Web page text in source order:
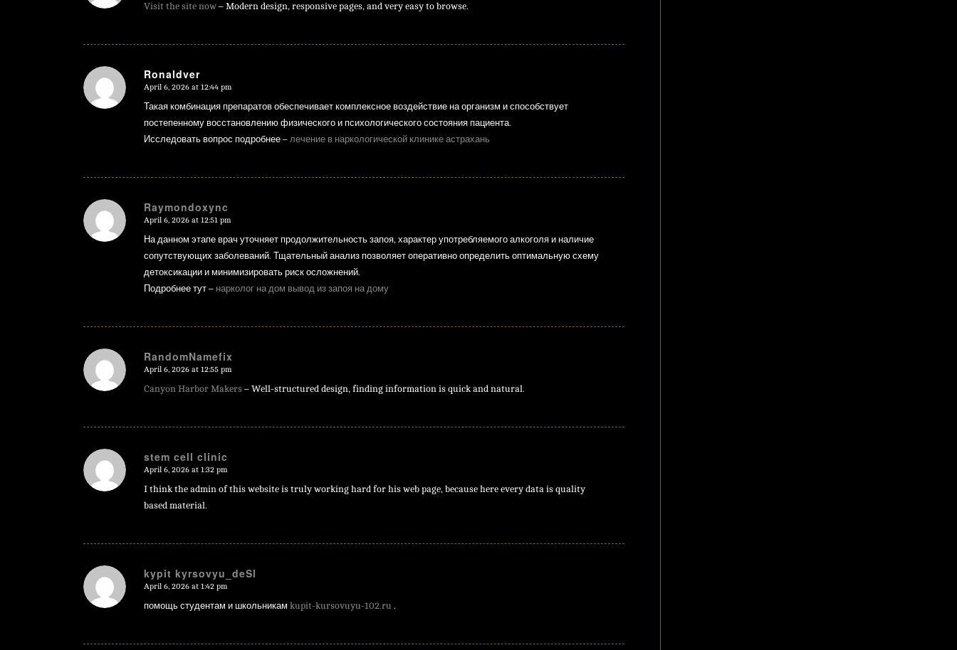
Visit the site now – Modern design, responsive pages, and very easy to browse.
Ronaldver
says:
April 6, 2026 at 12:44 pm
Такая комбинация препаратов обеспечивает комплексное воздействие на организм и способствует
постепенному восстановлению физического и психологического состояния пациента.
Исследовать вопрос подробнее –лечение в наркологической клинике астрахань
Raymondoxync
says:
April 6, 2026 at 12:51 pm
На данном этапе врач уточняет продолжительность запоя, характер употребляемого алкоголя и наличие
сопутствующих заболеваний. Тщательный анализ позволяет оперативно определить оптимальную схему
детоксикации и минимизировать риск осложнений.
Подробнее тут – нарколог на дом вывод из запоя на дому
RandomNamefix
says:
April 6, 2026 at 12:55 pm
Canyon Harbor Makers – Well-structured design, finding information is quick and natural.
stem cell clinic
says:
April 6, 2026 at 1:32 pm
I think the admin of this website is truly working hard for his web page, because here every data is quality
based material.
kypit kyrsovyu_deSl
says:
April 6, 2026 at 1:42 pm
помощь студентам и школьникамkupit-kursovuyu-102.ru .